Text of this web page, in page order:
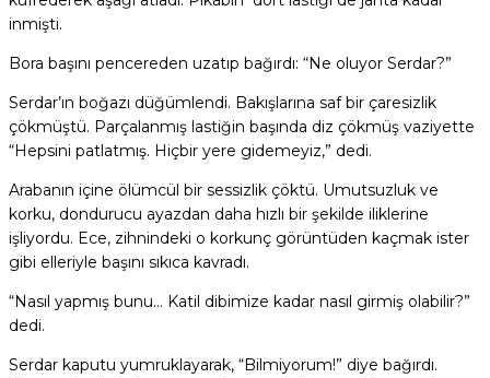
inmişti.
Bora başını pencereden uzatıp bağırdı: “Ne oluyor Serdar?”
Serdar’ın boğazı düğümlendi. Bakışlarına saf bir çaresizlik
çökmüştü. Parçalanmış lastiğin başında diz çökmüş vaziyette
“Hepsini patlatmış. Hiçbir yere gidemeyiz,” dedi.
Arabanın içine ölümcül bir sessizlik çöktü. Umutsuzluk ve
korku, dondurucu ayazdan daha hızlı bir şekilde iliklerine
işliyordu. Ece, zihnindeki o korkunç görüntüden kaçmak ister
gibi elleriyle başını sıkıca kavradı.
“Nasıl yapmış bunu… Katil dibimize kadar nasıl girmiş olabilir?”
dedi.
Serdar kaputu yumruklayarak, “Bilmiyorum!” diye bağırdı.